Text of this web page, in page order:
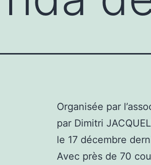
Organisée par
par Dimitri
le 17 décembre
Avec près de 70